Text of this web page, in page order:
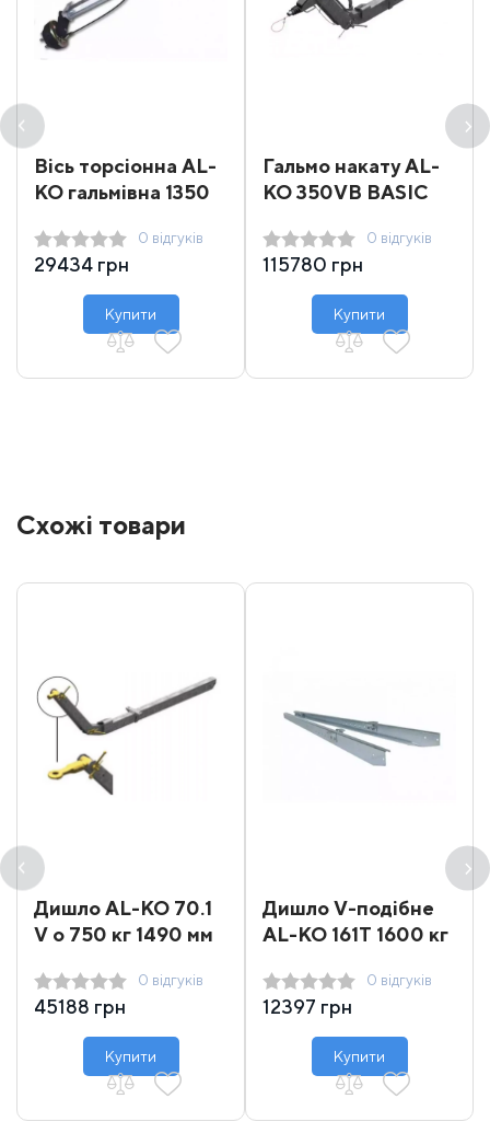
Вісь торсіонна AL-
KO гальмівна 1350
0 відгуків
29434 грн
Купити
Гальмо накату AL-
KO 350VB BASIC
мм
0 відгуків
115780 грн
Купити
Схожі товари
Дишло AL-KO 70.1
V о 750 кг 1490 мм
0 відгуків
45188 грн
Купити
Дишло V-подібне
AL-KO 161Т 1600 кг
0 відгуків
12397 грн
Купити